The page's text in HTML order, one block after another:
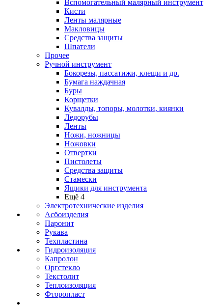
Вспомогательный малярный инструмент
Кисти
Ленты малярные
Макловицы
Средства защиты
Шпатели
Прочее
Ручной инструмент
Бокорезы, пассатижи, клещи и др.
Бумага наждачная
Буры
Корщетки
Кувалды, топоры, молотки, киянки
Ледорубы
Ленты
Ножи, ножницы
Ножовки
Отвертки
Пистолеты
Средства защиты
Стамески
Ящики для инструмента
Ещё 4
Электротехнические изделия
Асбоизделия
Паронит
Рукава
Техпластина
Гидроизоляция
Капролон
Оргстекло
Текстолит
Теплоизоляция
Фторопласт